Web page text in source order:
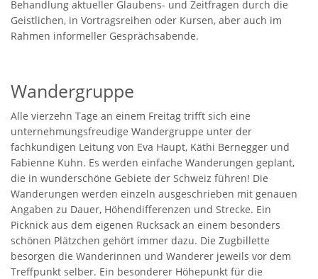
Behandlung aktueller Glaubens- und Zeitfragen durch die
Geistlichen, in Vortragsreihen oder Kursen, aber auch im
Rahmen informeller Gesprächsabende.
Wandergruppe
Alle vierzehn Tage an einem Freitag trifft sich eine
unternehmungsfreudige Wandergruppe unter der
fachkundigen Leitung von Eva Haupt, Käthi Bernegger und
Fabienne Kuhn. Es werden einfache Wanderungen geplant,
die in wunderschöne Gebiete der Schweiz führen! Die
Wanderungen werden einzeln ausgeschrieben mit genauen
Angaben zu Dauer, Höhendifferenzen und Strecke. Ein
Picknick aus dem eigenen Rucksack an einem besonders
schönen Plätzchen gehört immer dazu. Die Zugbillette
besorgen die Wanderinnen und Wanderer jeweils vor dem
Treffpunkt selber. Ein besonderer Höhepunkt für die